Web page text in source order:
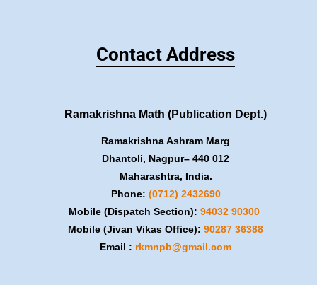
Contact Address
Ramakrishna Math (Publication Dept.)
Ramakrishna Ashram Marg
Dhantoli, Nagpur– 440 012
Maharashtra, India.
Phone: (0712) 2432690
Mobile (Dispatch Section): ​94032 90300
Mobile (Jivan Vikas Office): ​90287 36388
Email : rkmnpb@gmail.com